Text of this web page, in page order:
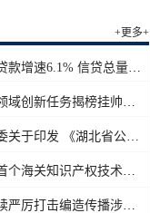
+更多+
海南上半年贷款增速6.1% 信贷总量保持合理平稳增长
2026年工信领域创新任务揭榜挂帅工作启动
湖北省发改委关于印发 《湖北省公共信用信息目录（2026年版）》的通知
山东：全省首个海关知识产权技术调查官制度落地济南自贸片区
公安机关持续严厉打击编造传播涉汛涉灾网络谣言